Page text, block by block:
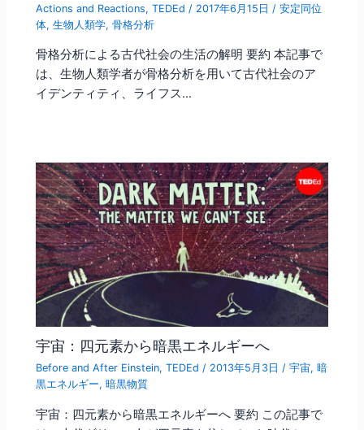
Actions and Reactions,TEDEd / 2017年6月15日 /安定同位
体,生物人類学,骨格分析
骨格分析による古代社会の生活の解明 要約 本記事で
は、生物人類学者が骨格分析を用いて古代社会のア
イデンティティ、ライフス…
宇宙：四元素から暗黒エネルギーへ
Before and After Einstein,TEDEd / 2013年5月3日/宇宙,暗
黒エネルギー,暗黒物質
宇宙：四元素から暗黒エネルギーへ 要約 この記事で